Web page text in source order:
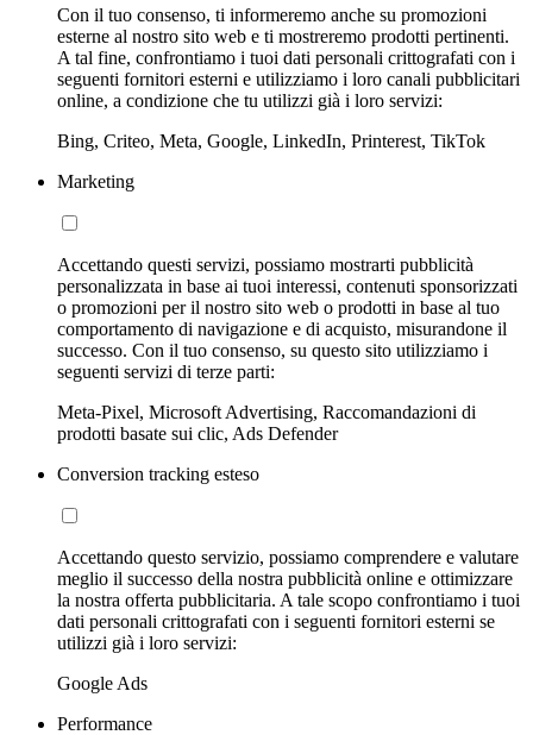
Con il tuo consenso, ti informeremo anche su promozioni
esterne al nostro sito web e ti mostreremo prodotti pertinenti.
A tal fine, confrontiamo i tuoi dati personali crittografati con i
seguenti fornitori esterni e utilizziamo i loro canali pubblicitari
online, a condizione che tu utilizzi già i loro servizi:
Bing, Criteo, Meta, Google, LinkedIn, Printerest, TikTok
Marketing
Accettando questi servizi, possiamo mostrarti pubblicità
personalizzata in base ai tuoi interessi, contenuti sponsorizzati
o promozioni per il nostro sito web o prodotti in base al tuo
comportamento di navigazione e di acquisto, misurandone il
successo. Con il tuo consenso, su questo sito utilizziamo i
seguenti servizi di terze parti:
Meta-Pixel, Microsoft Advertising, Raccomandazioni di
prodotti basate sui clic, Ads Defender
Conversion tracking esteso
Accettando questo servizio, possiamo comprendere e valutare
meglio il successo della nostra pubblicità online e ottimizzare
la nostra offerta pubblicitaria. A tale scopo confrontiamo i tuoi
dati personali crittografati con i seguenti fornitori esterni se
utilizzi già i loro servizi:
Google Ads
Performance